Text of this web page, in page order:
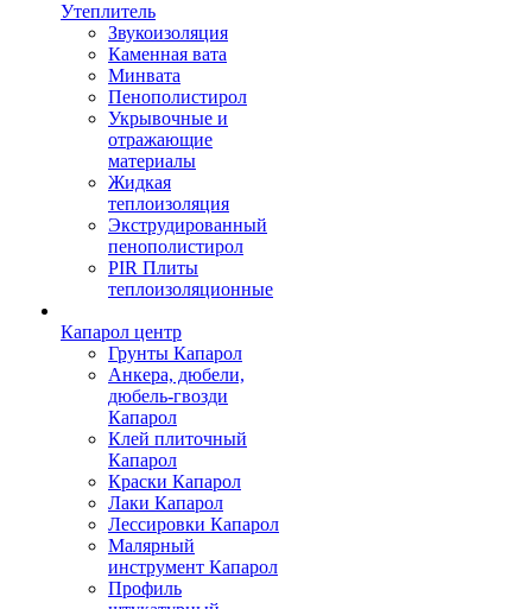
Утеплитель
Звукоизоляция
Каменная вата
Минвата
Пенополистирол
Укрывочные и
отражающие
материалы
Жидкая
теплоизоляция
Экструдированный
пенополистирол
PIR Плиты
теплоизоляционные
Капарол центр
Грунты Капарол
Анкера, дюбели,
дюбель-гвозди
Капарол
Клей плиточный
Капарол
Краски Капарол
Лаки Капарол
Лессировки Капарол
Малярный
инструмент Капарол
Профиль